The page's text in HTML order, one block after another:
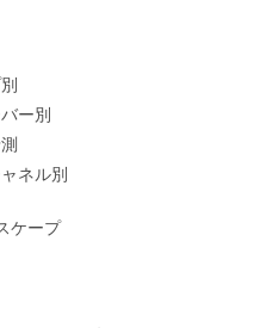
ー別
ネル別
ケープ